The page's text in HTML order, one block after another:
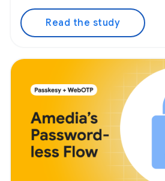
Read the study